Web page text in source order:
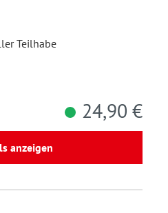
Teilhabe
24,90 €
anzeigen